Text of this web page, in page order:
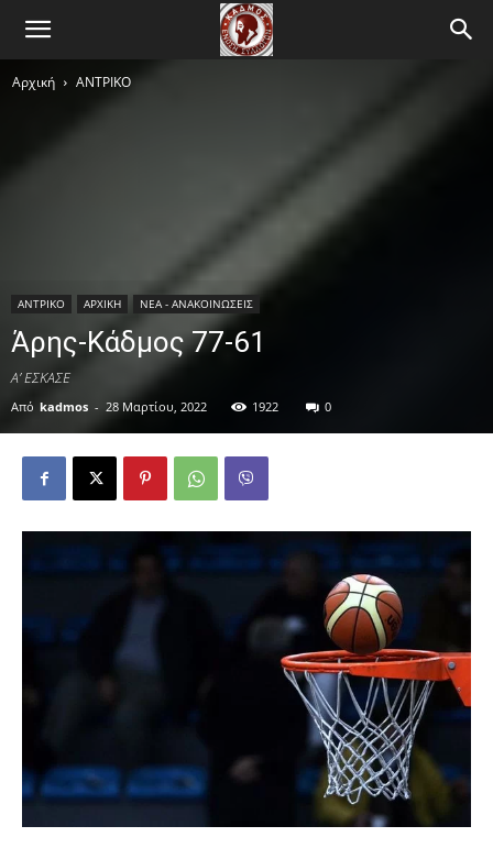
Αρχική ΑΝTΡΙΚΟ
ΑΝTΡΙΚΟ ΑΡΧΙΚΗ ΝΕΑ - ΑΝΑΚΟΙΝΩΣΕΙΣ
Άρης-Κάδμος 77-61
Α’ ΕΣΚΑΣΕ
Από kadmos - 28 Μαρτίου, 2022 1922 0